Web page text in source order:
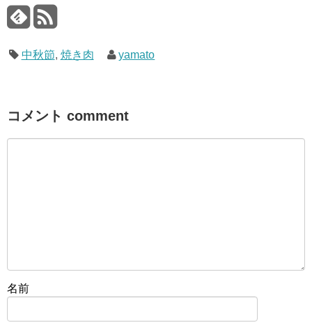
中秋節, 焼き肉 yamato
コメント comment
名前